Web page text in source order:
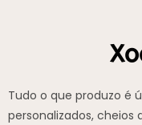
Tudo o que produzo é
personalizados, cheios